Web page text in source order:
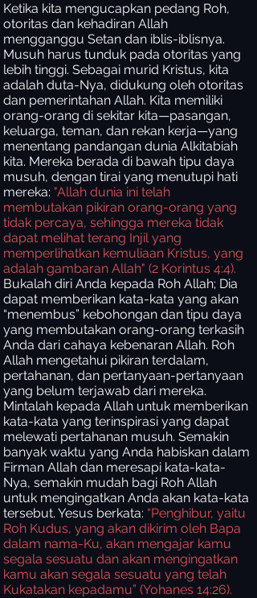
Ketika kita mengucapkan pedang Roh,
otoritas dan kehadiran Allah
mengganggu Setan dan iblis-iblisnya.
Musuh harus tunduk pada otoritas yang
lebih tinggi. Sebagai murid Kristus, kita
adalah duta-Nya, didukung oleh otoritas
dan pemerintahan Allah. Kita memiliki
orang-orang di sekitar kita—pasangan,
keluarga, teman, dan rekan kerja—yang
menentang pandangan dunia Alkitabiah
kita. Mereka berada di bawah tipu daya
musuh, dengan tirai yang menutupi hati
mereka: "Allah dunia ini telah
membutakan pikiran orang-orang yang
tidak percaya, sehingga mereka tidak
dapat melihat terang Injil yang
memperlihatkan kemuliaan Kristus, yang
adalah gambaran Allah" (2 Korintus 4:4).
Bukalah diri Anda kepada Roh Allah; Dia
dapat memberikan kata-kata yang akan
“menembus” kebohongan dan tipu daya
yang membutakan orang-orang terkasih
Anda dari cahaya kebenaran Allah. Roh
Allah mengetahui pikiran terdalam,
pertahanan, dan pertanyaan-pertanyaan
yang belum terjawab dari mereka.
Mintalah kepada Allah untuk memberikan
kata-kata yang terinspirasi yang dapat
melewati pertahanan musuh. Semakin
banyak waktu yang Anda habiskan dalam
Firman Allah dan meresapi kata-kata-
Nya, semakin mudah bagi Roh Allah
untuk mengingatkan Anda akan kata-kata
tersebut. Yesus berkata: “Penghibur, yaitu
Roh Kudus, yang akan dikirim oleh Bapa
dalam nama-Ku, akan mengajar kamu
segala sesuatu dan akan mengingatkan
kamu akan segala sesuatu yang telah
Kukatakan kepadamu” (Yohanes 14:26).